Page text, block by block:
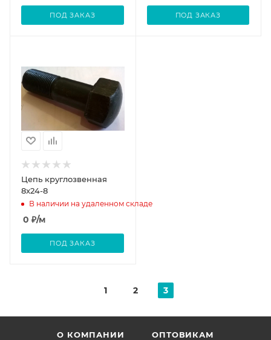
ПОД ЗАКАЗ ПОД ЗАКАЗ
Цепь круглозвенная
8x24-8
В наличии на удаленном складе
0 ₽/м
ПОД ЗАКАЗ
1 2 3
О КОМПАНИИ ОПТОВИКАМ